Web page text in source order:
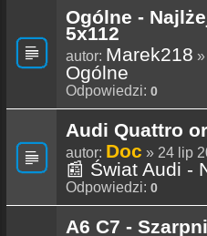
Ogólne -
5x112
autor: Marek218
Ogólne
Odpowiedzi: 0
Audi Quattro
autor: Doc » 24 lip
📰 Świat Audi -
Odpowiedzi: 0
A6 C7 -